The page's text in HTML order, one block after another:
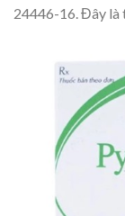
24446-16. Đây là